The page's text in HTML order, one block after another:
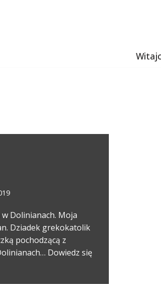
Dolinianach. Moja
Dziadek grekokatolik
pochodzącą z
Dowiedz się